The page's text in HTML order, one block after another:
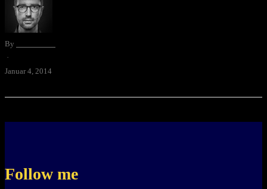
By
·
Januar 4, 2014
Follow me